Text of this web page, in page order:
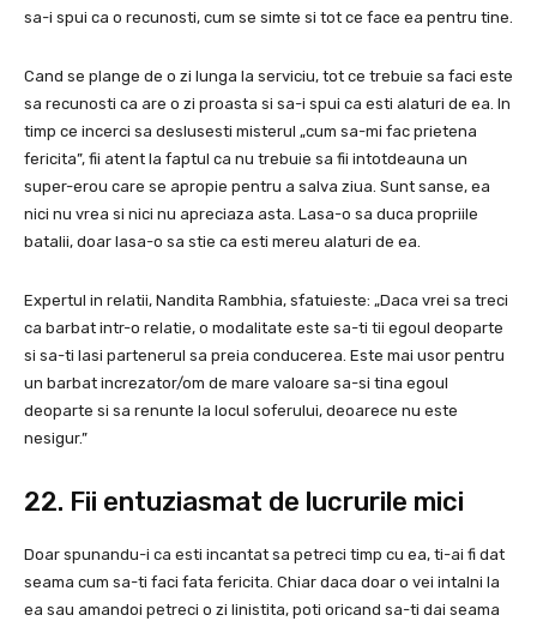
sa-i spui ca o recunosti, cum se simte si tot ce face ea pentru tine.
Cand se plange de o zi lunga la serviciu, tot ce trebuie sa faci este
sa recunosti ca are o zi proasta si sa-i spui ca esti alaturi de ea. In
timp ce incerci sa deslusesti misterul „cum sa-mi fac prietena
fericita”, fii atent la faptul ca nu trebuie sa fii intotdeauna un
super-erou care se apropie pentru a salva ziua. Sunt sanse, ea
nici nu vrea si nici nu apreciaza asta. Lasa-o sa duca propriile
batalii, doar lasa-o sa stie ca esti mereu alaturi de ea.
Expertul in relatii, Nandita Rambhia, sfatuieste: „Daca vrei sa treci
ca barbat intr-o relatie, o modalitate este sa-ti tii egoul deoparte
si sa-ti lasi partenerul sa preia conducerea. Este mai usor pentru
un barbat increzator/om de mare valoare sa-si tina egoul
deoparte si sa renunte la locul soferului, deoarece nu este
nesigur.”
22. Fii entuziasmat de lucrurile mici
Doar spunandu-i ca esti incantat sa petreci timp cu ea, ti-ai fi dat
seama cum sa-ti faci fata fericita. Chiar daca doar o vei intalni la
ea sau amandoi petreci o zi linistita, poti oricand sa-ti dai seama